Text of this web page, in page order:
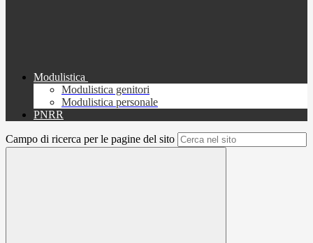
Modulistica
Modulistica genitori
Modulistica personale
PNRR
Campo di ricerca per le pagine del sito